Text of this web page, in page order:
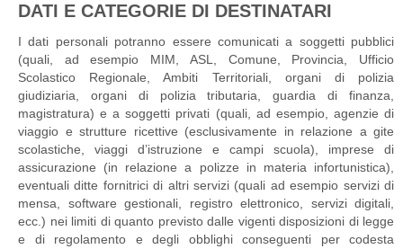
DATI E CATEGORIE DI DESTINATARI
I dati personali potranno essere comunicati a soggetti pubblici
(quali, ad esempio MIM, ASL, Comune, Provincia, Ufficio
Scolastico Regionale, Ambiti Territoriali, organi di polizia
giudiziaria, organi di polizia tributaria, guardia di finanza,
magistratura) e a soggetti privati (quali, ad esempio, agenzie di
viaggio e strutture ricettive (esclusivamente in relazione a gite
scolastiche, viaggi d’istruzione e campi scuola), imprese di
assicurazione (in relazione a polizze in materia infortunistica),
eventuali ditte fornitrici di altri servizi (quali ad esempio servizi di
mensa, software gestionali, registro elettronico, servizi digitali,
ecc.) nei limiti di quanto previsto dalle vigenti disposizioni di legge
e di regolamento e degli obblighi conseguenti per codesta